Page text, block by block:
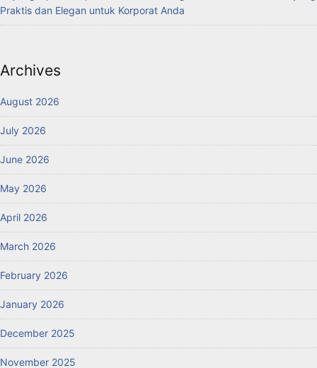
Praktis dan Elegan untuk Korporat Anda
Archives
August 2026
July 2026
June 2026
May 2026
April 2026
March 2026
February 2026
January 2026
December 2025
November 2025